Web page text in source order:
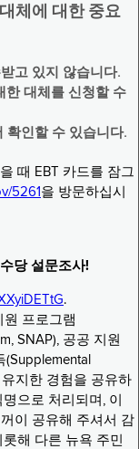
체에 대한 중요
고 있지 않습니다.
한 대체를 신청할 수
확인할 수 있습니다.
때 EBT 카드를 잠그
5261 을 방문하십시
당 설문조사!
.
프로그램
SNAP), 공공 지원
지한 경험을 공유하
으로 처리되며, 이
이 공유해 주셔서 감
해 다른 뉴욕 주민